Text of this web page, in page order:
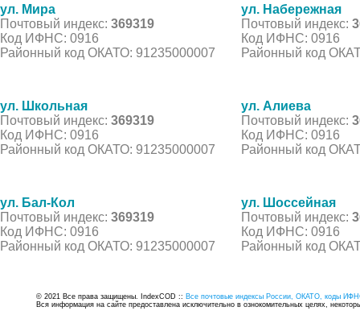
ул. Мира
Почтовый индекс: 369319
Код ИФНС: 0916
Районный код ОКАТО: 91235000007
ул. Набережная
Почтовый индекс:
Код ИФНС: 0916
Районный код
ул. Школьная
Почтовый индекс: 369319
Код ИФНС: 0916
Районный код ОКАТО: 91235000007
ул. Алиева
Почтовый индекс:
Код ИФНС: 0916
Районный код
ул. Бал-Кол
Почтовый индекс: 369319
Код ИФНС: 0916
Районный код ОКАТО: 91235000007
ул. Шоссейная
Почтовый индекс:
Код ИФНС: 0916
Районный код
© 2021 Все права защищены. IndexCOD :: Все почтовые индексы России, ОКАТО, коды
Вся информация на сайте предоставлена исключительно в ознокомительных целях,